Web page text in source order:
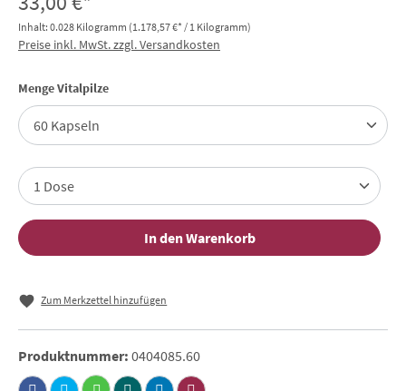
Inhalt: 0.028 Kilogramm (1.178,57 €* / 1 Kilogramm)
Preise inkl. MwSt. zzgl. Versandkosten
Menge Vitalpilzeauswählen
In den Warenkorb
Zum Merkzettel hinzufügen
Produktnummer: 0404085.60